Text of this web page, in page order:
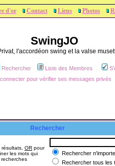
d'or Contact Liens Photos
SwingJO
l'accordéon swing et la valse
Rechercher Liste des Membres
pour vérifier ses messages privés
Rechercher
OR pour
les mots qui
Rechercher
Rechercher tous les